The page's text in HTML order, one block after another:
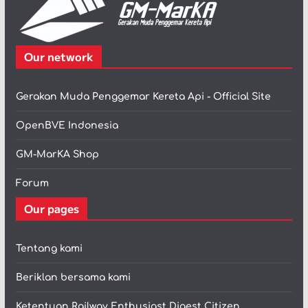
Our network
Gerakan Muda Penggemar Kereta Api - Official Site
OpenBVE Indonesia
GM-MarKA Shop
Forum
Our pages
Tentang kami
Beriklan bersama kami